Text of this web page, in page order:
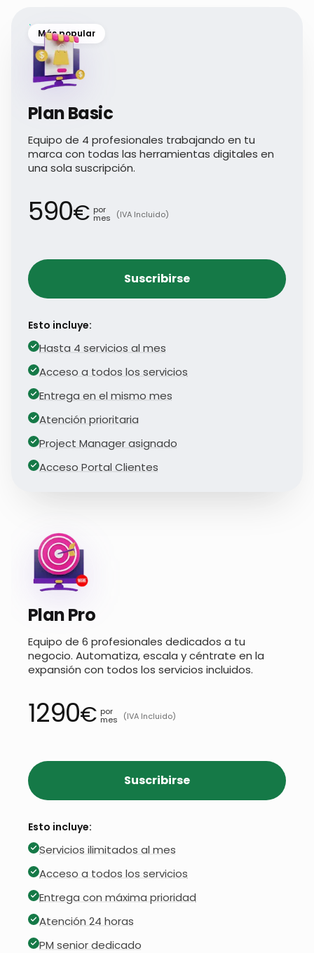
Más popular
Plan Basic
Equipo de 4 profesionales trabajando en tu
marca con todas las herramientas digitales en
una sola suscripción.
590€ por
mes (IVA Incluido)
Suscribirse
Esto incluye:
Hasta 4 servicios al mes
Acceso a todos los servicios
Entrega en el mismo mes
Atención prioritaria
Project Manager asignado
Acceso Portal Clientes
Plan Pro
Equipo de 6 profesionales dedicados a tu
negocio. Automatiza, escala y céntrate en la
expansión con todos los servicios incluidos.
1290€ por
mes (IVA Incluido)
Suscribirse
Esto incluye:
Servicios ilimitados al mes
Acceso a todos los servicios
Entrega con máxima prioridad
Atención 24 horas
PM senior dedicado